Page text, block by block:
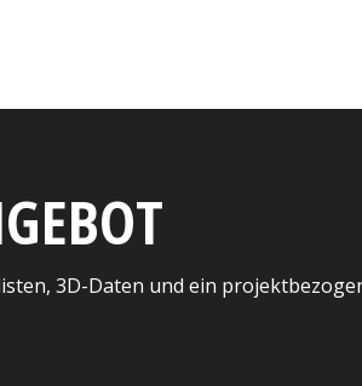
3D-Daten und ein